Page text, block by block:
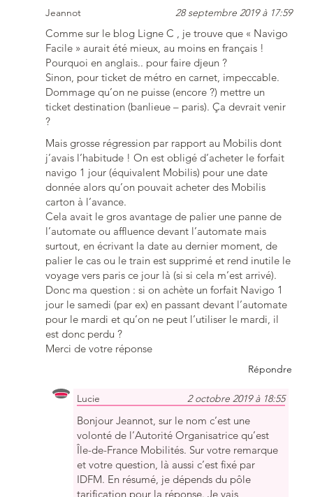
Jeannot 28 septembre 2019 à 17:59
Comme sur le blog Ligne C , je trouve que « Navigo
Facile » aurait été mieux, au moins en français !
Pourquoi en anglais.. pour faire djeun ?
Sinon, pour ticket de métro en carnet, impeccable.
Dommage qu’on ne puisse (encore ?) mettre un
ticket destination (banlieue – paris). Ça devrait venir
?
Mais grosse régression par rapport au Mobilis dont
j’avais l’habitude ! On est obligé d’acheter le forfait
navigo 1 jour (équivalent Mobilis) pour une date
donnée alors qu’on pouvait acheter des Mobilis
carton à l’avance.
Cela avait le gros avantage de palier une panne de
l’automate ou affluence devant l’automate mais
surtout, en écrivant la date au dernier moment, de
palier le cas ou le train est supprimé et rend inutile le
voyage vers paris ce jour là (si si cela m’est arrivé).
Donc ma question : si on achète un forfait Navigo 1
jour le samedi (par ex) en passant devant l’automate
pour le mardi et qu’on ne peut l’utiliser le mardi, il
est donc perdu ?
Merci de votre réponse
Répondre
Lucie 2 octobre 2019 à 18:55
Bonjour Jeannot, sur le nom c’est une
volonté de l’Autorité Organisatrice qu’est
Île-de-France Mobilités. Sur votre remarque
et votre question, là aussi c’est fixé par
IDFM. En résumé, je dépends du pôle
tarification pour la réponse. Je vais